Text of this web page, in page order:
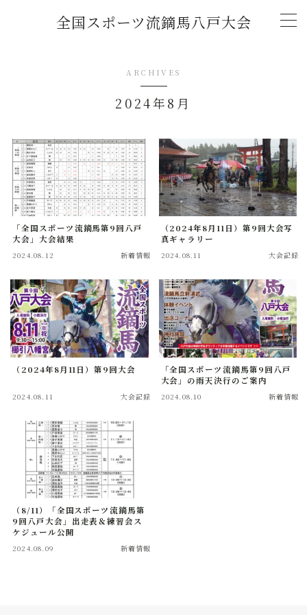
全国スポーツ流鏑馬八戸大会
(2026年)「全国スポーツ流鏑馬第11回八戸大
会」開催概要
チャレンジマッチ U-18流鏑馬大会
大会記録
2026年大会協賛スポンサー募集中！
全国スポーツ流鏑馬八戸大会実行委員会
ARCHIVES
2024年8月
「全国スポーツ流鏑馬第9回八戸
大会」大会結果
2024.08.12 新着情報
（2024年8月11日）第9回大会写
真ギャラリー
2024.08.11 大会記録
（2024年8月11日）第9回大会
2024.08.11 大会記録
「全国スポーツ流鏑馬第9回八戸
大会」の雨天決行のご案内
2024.08.10 新着情報
（8/11）「全国スポーツ流鏑馬第
9回八戸大会」出走表＆練習会ス
ケジュール公開
2024.08.09 新着情報